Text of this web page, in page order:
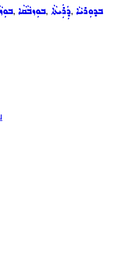
, ܒܘܼܙܒܵܩܵܐ, ܕܲܪܲܝܬܵܐ, ܒܕܘܼܪܝܵܐ